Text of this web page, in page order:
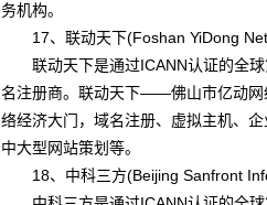
务机构。
17、联动天下(Foshan YiDong
联动天下是通过ICANN认证的全球
名注册商。联动天下——佛山市亿动网
络经济大门，域名注册、虚拟主机、
中大型网站策划等。
18、中科三方(Beijing Sanfront